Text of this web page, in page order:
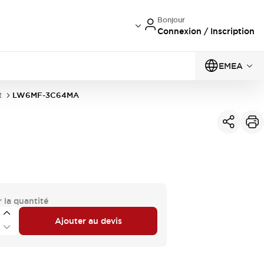
Bonjour
Connexion / Inscription
EMEA
LW6MF-3C64MA
la quantité
Ajouter au devis